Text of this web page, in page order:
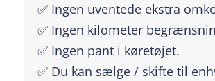
✅ Ingen uventede ekstra
✅ Ingen kilometer
✅ Ingen pant i køretøjet.
✅ Du kan sælge / skifte til